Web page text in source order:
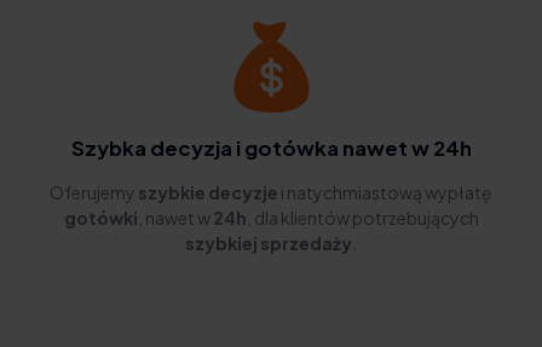
Szybka decyzja i gotówka nawet w 24h
Oferujemy szybkie decyzje i natychmiastową wypłatę
gotówki , nawet w24h , dla klientów potrzebujących
szybkiej sprzedaży